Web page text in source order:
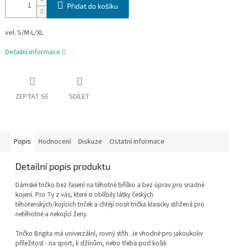
Přidat do košíku
vel. S/M-L/XL
Detailní informace
ZEPTAT SE SDÍLET
Popis Hodnocení Diskuze Ostatní informace
Detailní popis produktu
Dámské tričko bez řasení na těhotné bříško a bez úprav pro snadné
kojení. Pro Ty z vás, které si oblíbily látky českých
těhotenských/kojících triček a chtějí nosit trička klasicky střižená pro
netěhotné a nekojící ženy.
Tričko Brigita má univerzální, rovný střih. Je vhodné pro jakoukoliv
příležitost - na sport, k džínům, nebo třeba pod košili